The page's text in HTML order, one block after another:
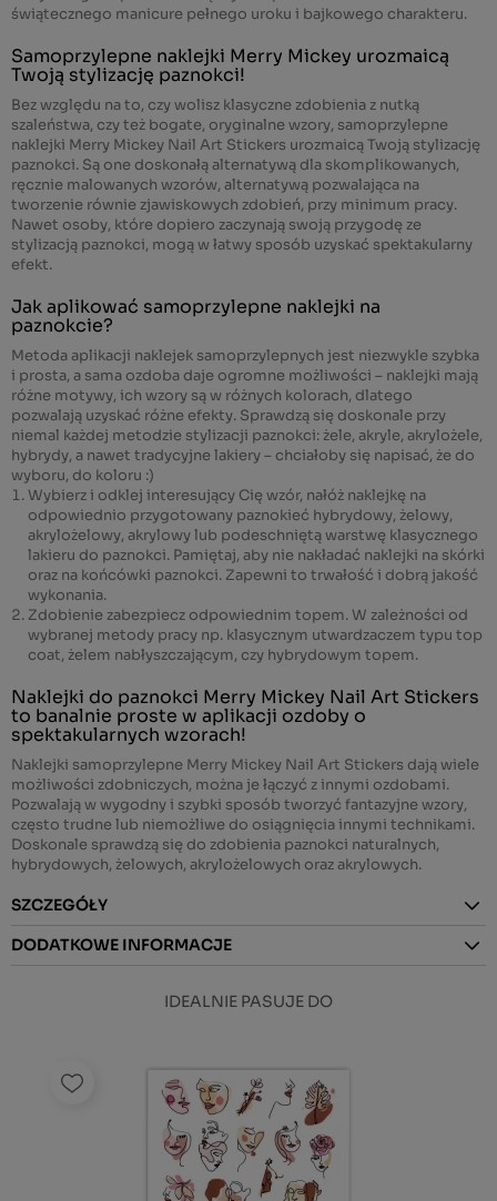
świątecznego manicure pełnego uroku i bajkowego charakteru.
Samoprzylepne naklejki Merry Mickey urozmaicą
Twoją stylizację paznokci!
Bez względu na to, czy wolisz klasyczne zdobienia z nutką
szaleństwa, czy też bogate, oryginalne wzory, samoprzylepne
naklejki Merry Mickey Nail Art Stickers urozmaicą Twoją stylizację
paznokci. Są one doskonałą alternatywą dla skomplikowanych,
ręcznie malowanych wzorów, alternatywą pozwalająca na
tworzenie równie zjawiskowych zdobień, przy minimum pracy.
Nawet osoby, które dopiero zaczynają swoją przygodę ze
stylizacją paznokci, mogą w łatwy sposób uzyskać spektakularny
efekt.
Jak aplikować samoprzylepne naklejki na
paznokcie?
Metoda aplikacji naklejek samoprzylepnych jest niezwykle szybka
i prosta, a sama ozdoba daje ogromne możliwości – naklejki mają
różne motywy, ich wzory są w różnych kolorach, dlatego
pozwalają uzyskać różne efekty. Sprawdzą się doskonale przy
niemal każdej metodzie stylizacji paznokci: żele, akryle, akrylożele,
hybrydy, a nawet tradycyjne lakiery – chciałoby się napisać, że do
wyboru, do koloru :)
Wybierz i odklej interesujący Cię wzór, nałóż naklejkę na
odpowiednio przygotowany paznokieć hybrydowy, żelowy,
akrylożelowy, akrylowy lub podeschniętą warstwę klasycznego
lakieru do paznokci. Pamiętaj, aby nie nakładać naklejki na skórki
oraz na końcówki paznokci. Zapewni to trwałość i dobrą jakość
wykonania.
Zdobienie zabezpiecz odpowiednim topem. W zależności od
wybranej metody pracy np. klasycznym utwardzaczem typu top
coat, żelem nabłyszczającym, czy hybrydowym topem.
Naklejki do paznokci Merry Mickey Nail Art Stickers
to banalnie proste w aplikacji ozdoby o
spektakularnych wzorach!
Naklejki samoprzylepne Merry Mickey Nail Art Stickers dają wiele
możliwości zdobniczych, można je łączyć z innymi ozdobami.
Pozwalają w wygodny i szybki sposób tworzyć fantazyjne wzory,
często trudne lub niemożliwe do osiągnięcia innymi technikami.
Doskonale sprawdzą się do zdobienia paznokci naturalnych,
hybrydowych, żelowych, akrylożelowych oraz akrylowych.
SZCZEGÓŁY
DODATKOWE INFORMACJE
IDEALNIE PASUJE DO